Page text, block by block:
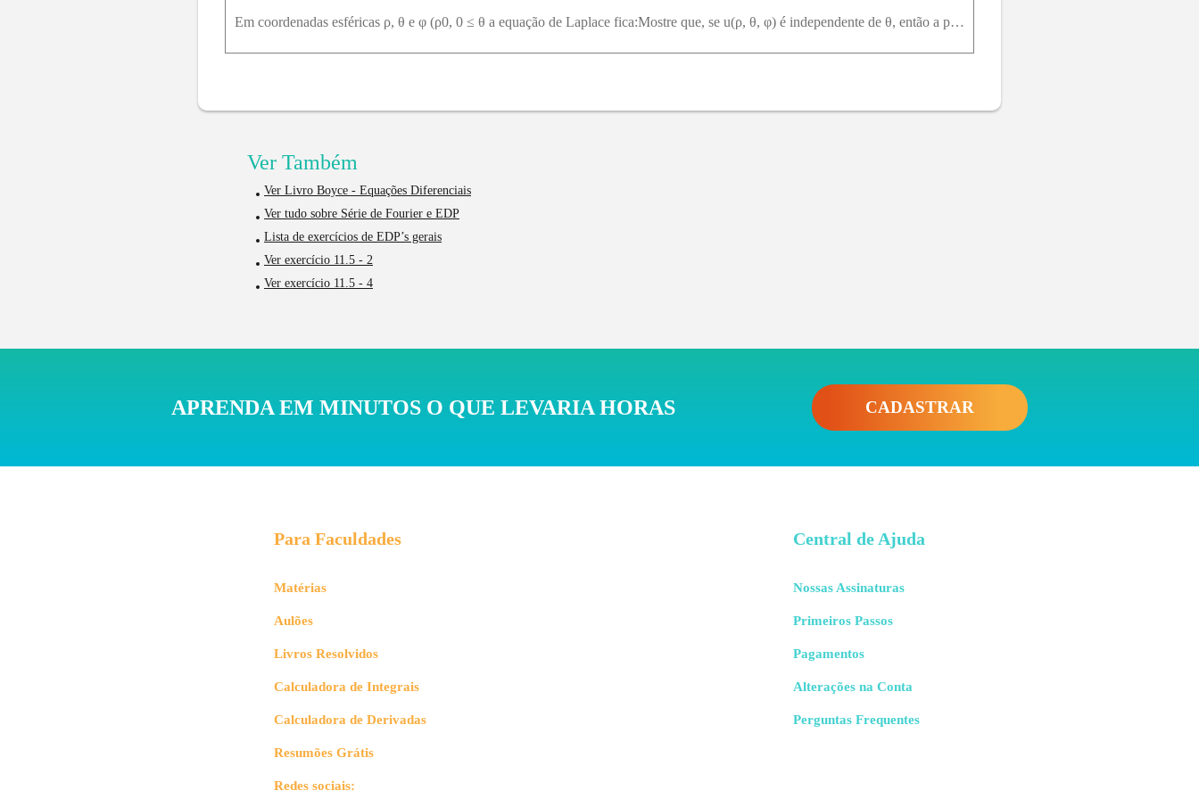
Em coordenadas esféricas ρ, θ e φ (ρ0, 0 ≤ θ a equação de Laplace fica:Mostre que, se u(ρ, θ, φ) é independente de θ, então a primeira equação no item (a) permanece inalterada, a segunda é omitida e a
Ver Também
Ver Livro Boyce - Equações Diferenciais
Ver tudo sobre Série de Fourier e EDP
Lista de exercícios de EDP’s gerais
Ver exercício 11.5 - 2
Ver exercício 11.5 - 4
APRENDA EM MINUTOS O QUE LEVARIA HORAS CADASTRAR
Para Faculdades
Matérias
Aulões
Livros Resolvidos
Calculadora de Integrais
Calculadora de Derivadas
Resumões Grátis
Redes sociais:
Central de Ajuda
Nossas Assinaturas
Primeiros Passos
Pagamentos
Alterações na Conta
Perguntas Frequentes